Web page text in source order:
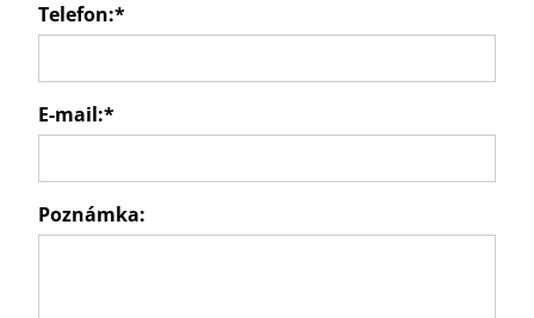
Telefon:*
E-mail:*
Poznámka: